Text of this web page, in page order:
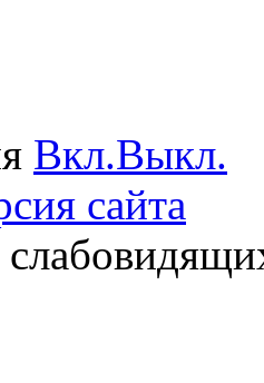
Вкл.Выкл.
сайта